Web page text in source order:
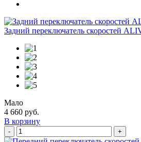
Задний переключатель скоростей
Мало
4 660 руб.
В корзину
- +